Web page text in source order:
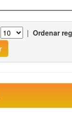
| Ordenar